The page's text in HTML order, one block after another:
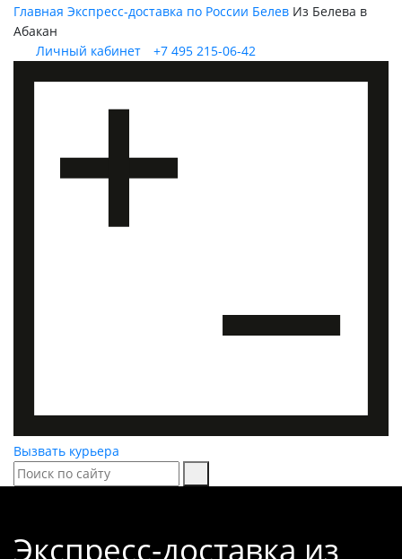
Главная Экспресс-доставка по России Белев Из Белева в
Абакан
Личный кабинет
+7 495 215-06-42
Вызвать курьера
Экспресс-доставка из